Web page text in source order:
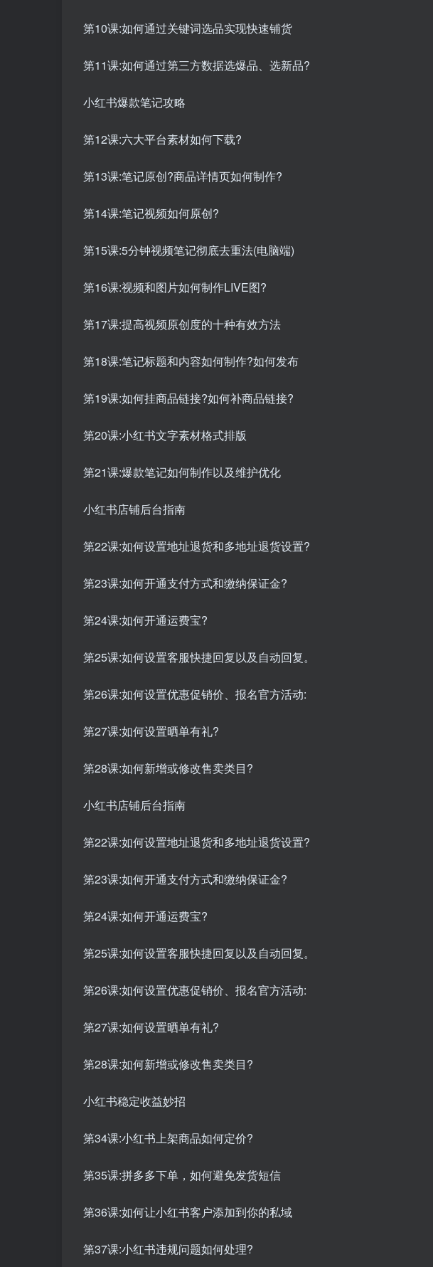
第10课:如何通过关键词选品实现快速铺货
第11课:如何通过第三方数据选爆品、选新品?
小红书爆款笔记攻略
第12课:六大平台素材如何下载?
第13课:笔记原创?商品详情页如何制作?
第14课:笔记视频如何原创?
第15课:5分钟视频笔记彻底去重法(电脑端)
第16课:视频和图片如何制作LIVE图?
第17课:提高视频原创度的十种有效方法
第18课:笔记标题和内容如何制作?如何发布
第19课:如何挂商品链接?如何补商品链接?
第20课:小红书文字素材格式排版
第21课:爆款笔记如何制作以及维护优化
小红书店铺后台指南
第22课:如何设置地址退货和多地址退货设置?
第23课:如何开通支付方式和缴纳保证金?
第24课:如何开通运费宝?
第25课:如何设置客服快捷回复以及自动回复。
第26课:如何设置优惠促销价、报名官方活动:
第27课:如何设置晒单有礼?
第28课:如何新增或修改售卖类目?
小红书店铺后台指南
第22课:如何设置地址退货和多地址退货设置?
第23课:如何开通支付方式和缴纳保证金?
第24课:如何开通运费宝?
第25课:如何设置客服快捷回复以及自动回复。
第26课:如何设置优惠促销价、报名官方活动:
第27课:如何设置晒单有礼?
第28课:如何新增或修改售卖类目?
小红书稳定收益妙招
第34课:小红书上架商品如何定价?
第35课:拼多多下单，如何避免发货短信
第36课:如何让小红书客户添加到你的私域
第37课:小红书违规问题如何处理?